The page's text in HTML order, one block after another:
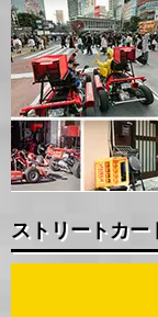
ストリートカー